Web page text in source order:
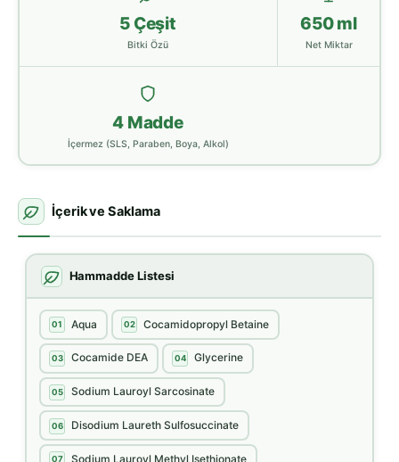
5 Çeşit
Bitki Özü
650 ml
Net Miktar
4 Madde
İçermez (SLS, Paraben, Boya, Alkol)
İçerik ve Saklama
Hammadde Listesi
01 Aqua 02 Cocamidopropyl Betaine
03 Cocamide DEA 04 Glycerine
05 Sodium Lauroyl Sarcosinate
06 Disodium Laureth Sulfosuccinate
07 Sodium Lauroyl Methyl Isethionate